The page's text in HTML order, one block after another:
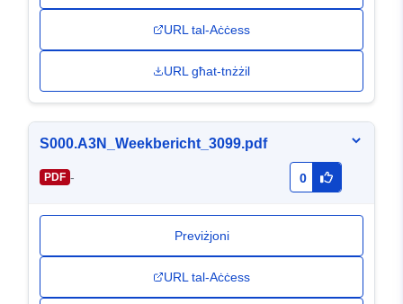
URL tal-Aċċess
URL għat-tnżżil
S000.A3N_Weekbericht_3099.pdf
PDF - 0
Previżjoni
URL tal-Aċċess